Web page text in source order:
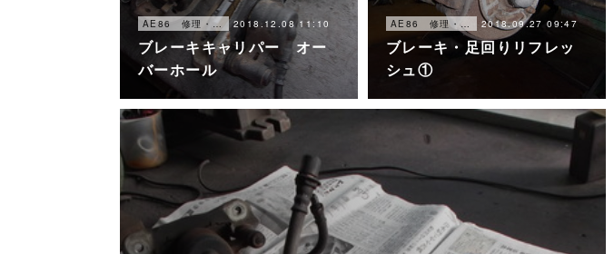
AE86 修理・メンテナンス 2018.12.08 11:10
ブレーキキャリパー オー
バーホール
AE86 修理・メンテナンス 2018.09.27 09:47
ブレーキ・足回りリフレッ
シュ①